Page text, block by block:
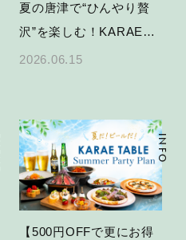
夏の唐津で“ひんやり贅
沢”を楽しむ！KARAE
TABLEかき氷＆限定スイ
2026.06.15
【500円OFFで更にお得
INFO